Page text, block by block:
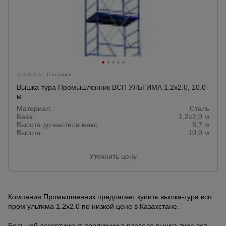
0 отзывов
Вышка-тура Промышленник ВСП УЛЬТИМА 1.2х2.0, 10.0
м
Материал:
Сталь
База:
1,2х2,0 м
Высота до настила макс.:
8,7 м
Высота:
10,0 м
Уточнить цену
Компания Промышленник предлагает купить вышка-тура всп
пром ультима 1.2х2.0 по низкой цене в Казахстане.